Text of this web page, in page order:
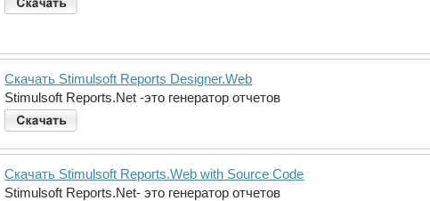
Скачать Stimulsoft Reports Designer.Web
Stimulsoft Reports.Net -это генератор отчетов
Скачать Stimulsoft Reports.Web with Source Code
Stimulsoft Reports.Net- это генератор отчетов